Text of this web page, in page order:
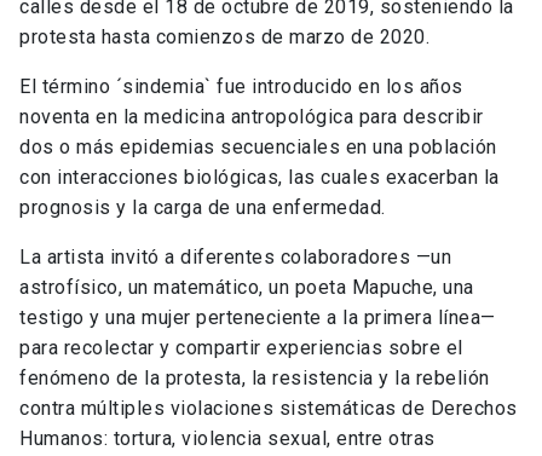
calles desde el 18 de octubre de 2019, sosteniendo la
protesta hasta comienzos de marzo de 2020.
El término ´sindemia` fue introducido en los años
noventa en la medicina antropológica para describir
dos o más epidemias secuenciales en una población
con interacciones biológicas, las cuales exacerban la
prognosis y la carga de una enfermedad.
La artista invitó a diferentes colaboradores —un
astrofísico, un matemático, un poeta Mapuche, una
testigo y una mujer perteneciente a la primera línea—
para recolectar y compartir experiencias sobre el
fenómeno de la protesta, la resistencia y la rebelión
contra múltiples violaciones sistemáticas de Derechos
Humanos: tortura, violencia sexual, entre otras